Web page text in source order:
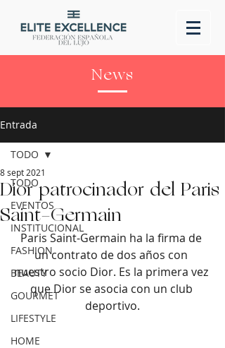
News
Entrada
TODO
EVENTOS
INSTITUCIONAL
FASHION
BEAUTY
GOURMET
LIFESTYLE
HOME
TODO
Dior patrocinador del Paris
Saint-Germain
8 sept 2021
Paris Saint-Germain ha la firma de
un contrato de dos años con
nuestro socio Dior. Es la primera vez
que Dior se asocia con un club
deportivo.